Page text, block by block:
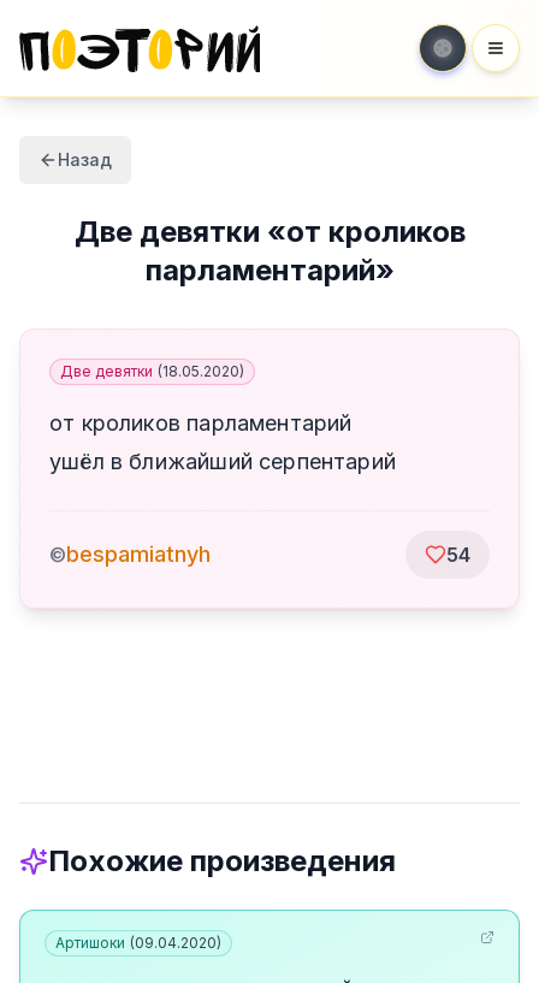
Назад
Две девятки «от кроликов
парламентарий»
Две девятки (18.05.2020)
от кроликов парламентарий
ушёл в ближайший серпентарий
©bespamiatnyh 54
Похожие произведения
Артишоки (09.04.2020)